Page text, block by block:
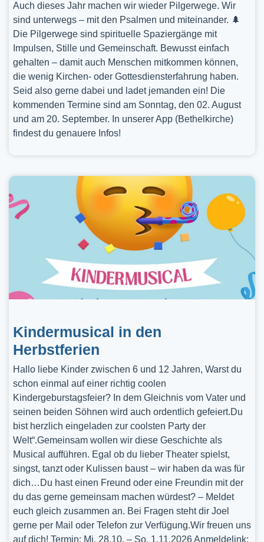
Auch dieses Jahr machen wir wieder Pilgerwege. Wir
sind unterwegs – mit den Psalmen und miteinander. 🌲
Die Pilgerwege sind spirituelle Spaziergänge mit
Impulsen, Stille und Gemeinschaft. Bewusst einfach
gehalten – damit auch Menschen mitkommen können,
die wenig Kirchen- oder Gottesdiensterfahrung haben.
Seid also gerne dabei und ladet jemanden ein! Die
kommenden Termine sind am Sonntag, den 02. August
und am 20. September. In unserer App (Bethelkirche)
findest du genauere Infos!
Kindermusical in den
Herbstferien
Hallo liebe Kinder zwischen 6 und 12 Jahren, Warst du
schon einmal auf einer richtig coolen
Kindergeburstagsfeier? In dem Gleichnis vom Vater und
seinen beiden Söhnen wird auch ordentlich gefeiert.Du
bist herzlich eingeladen zur coolsten Party der
Welt“.Gemeinsam wollen wir diese Geschichte als
Musical aufführen. Egal ob du lieber Theater spielst,
singst, tanzt oder Kulissen baust – wir haben da was für
dich…Du hast einen Freund oder eine Freundin mit der
du das gerne gemeinsam machen würdest? – Meldet
euch gleich zusammen an. Bei Fragen steht dir Joel
gerne per Mail oder Telefon zur Verfügung.Wir freuen uns
auf dich! Termin: Mi, 28.10. – So, 1.11.2026 Anmeldelink: